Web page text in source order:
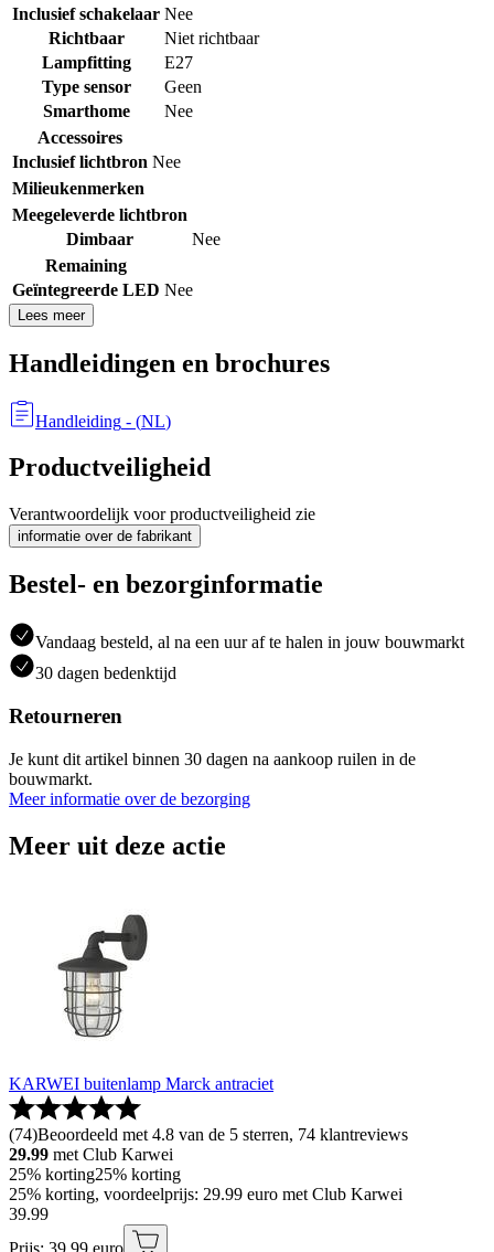
Inclusief schakelaar Nee
Richtbaar
Niet richtbaar
Lampfitting
E27
Type sensor
Geen
Smarthome
Nee
Accessoires
Inclusief lichtbron Nee
Milieukenmerken
Meegeleverde lichtbron
Dimbaar
Nee
Remaining
Geïntegreerde LED Nee
Lees meer
Handleidingen en brochures
Handleiding - (NL)
Productveiligheid
Verantwoordelijk voor productveiligheid zie
informatie over de fabrikant
Bestel- en bezorginformatie
Vandaag besteld, al na een uur af te halen in jouw bouwmarkt
30 dagen bedenktijd
Retourneren
Je kunt dit artikel binnen 30 dagen na aankoop ruilen in de
bouwmarkt.
Meer informatie over de bezorging
Meer uit deze actie
KARWEI buitenlamp Marck antraciet
(74)Beoordeeld met 4.8 van de 5 sterren, 74 klantreviews
29.99 met Club Karwei
25% korting25% korting
25% korting, voordeelprijs: 29.99 euro met Club Karwei
39.99